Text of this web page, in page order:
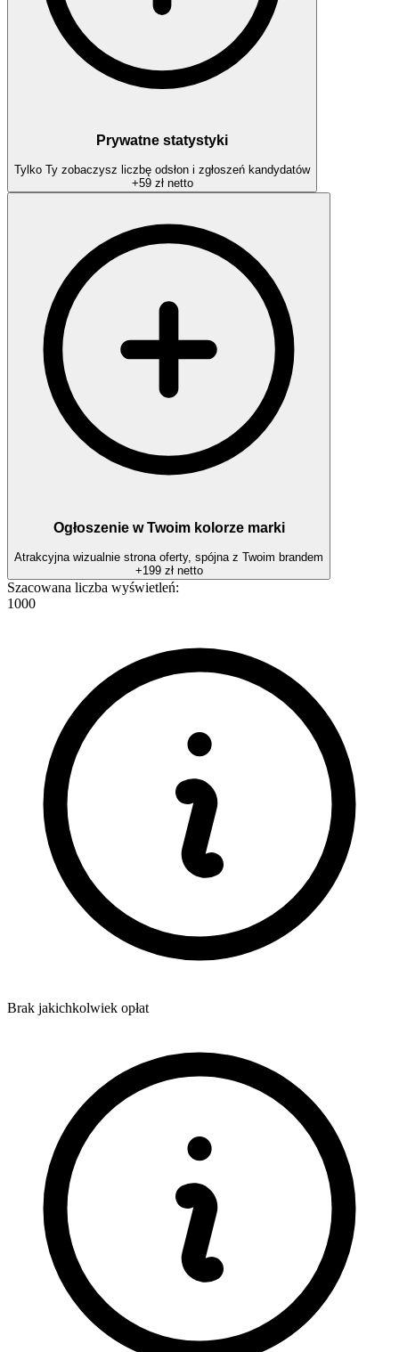
Prywatne statystyki
Tylko Ty zobaczysz liczbę odsłon i zgłoszeń kandydatów
+59 zł netto
Ogłoszenie w Twoim kolorze marki
Atrakcyjna wizualnie strona oferty, spójna z Twoim brandem
+199 zł netto
Szacowana liczba wyświetleń:
1000
Brak jakichkolwiek opłat